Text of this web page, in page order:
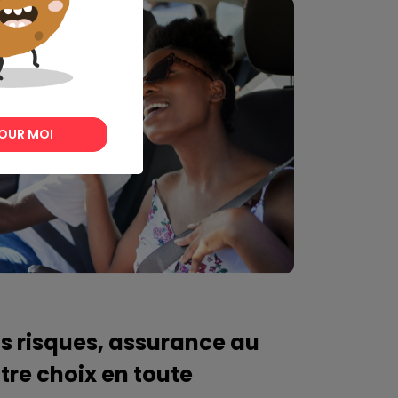
risques, assurance au
choix en toute
MOI